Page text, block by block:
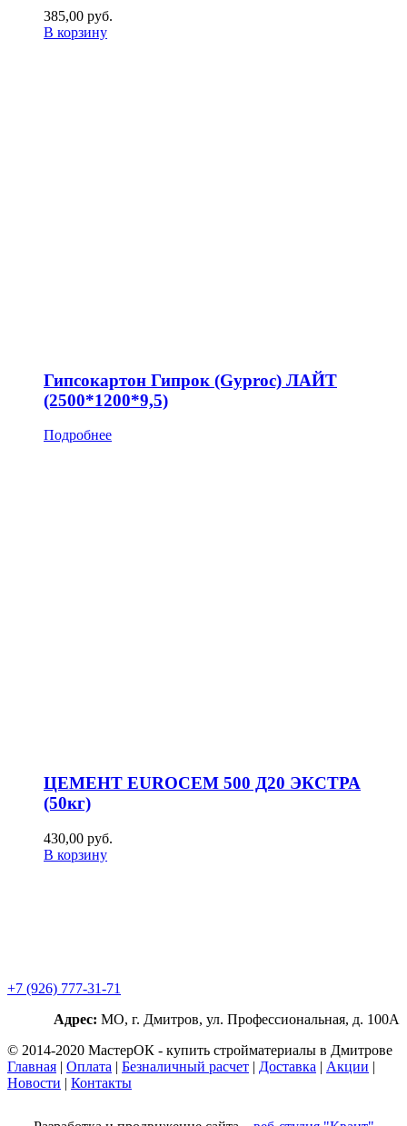
385,00 руб.
В корзину
Гипсокартон Гипрок (Gyproc) ЛАЙТ
(2500*1200*9,5)
Подробнее
ЦЕМЕНТ EUROCEM 500 Д20 ЭКСТРА
(50кг)
430,00 руб.
В корзину
+7 (926) 777-31-71
Адрес: МО, г. Дмитров, ул. Профессиональная, д. 100А
© 2014-2020 МастерОК - купить стройматериалы в Дмитрове
Главная | Оплата | Безналичный расчет | Доставка | Акции |
Новости | Контакты